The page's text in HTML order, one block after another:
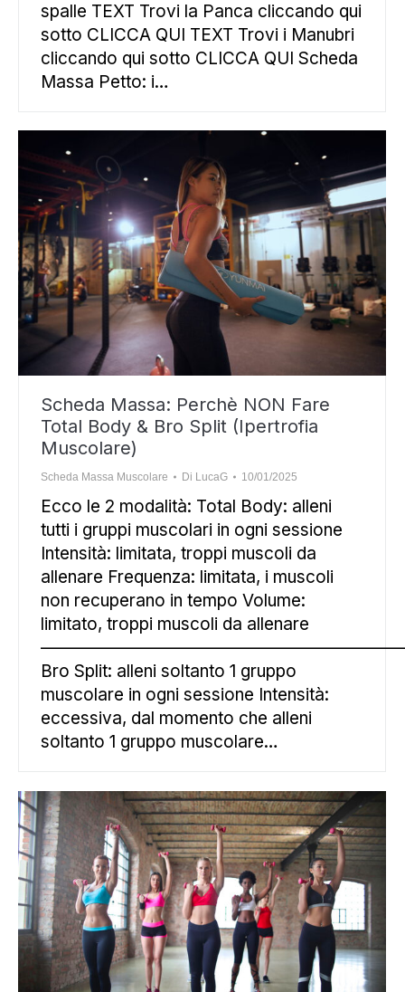
spalle TEXT Trovi la Panca cliccando qui
sotto CLICCA QUI TEXT Trovi i Manubri
cliccando qui sotto CLICCA QUI Scheda
Massa Petto: i…
Scheda Massa: Perchè NON Fare
Total Body & Bro Split (Ipertrofia
Muscolare)
Scheda Massa Muscolare Di LucaG 10/01/2025
Ecco le 2 modalità: Total Body: alleni
tutti i gruppi muscolari in ogni sessione
Intensità: limitata, troppi muscoli da
allenare Frequenza: limitata, i muscoli
non recuperano in tempo Volume:
limitato, troppi muscoli da allenare
Bro Split: alleni soltanto 1 gruppo
muscolare in ogni sessione Intensità:
eccessiva, dal momento che alleni
soltanto 1 gruppo muscolare…